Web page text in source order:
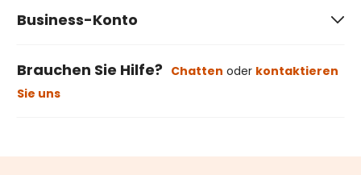
Business-Konto
Brauchen Sie Hilfe? Chatten oder kontaktieren
Sie uns